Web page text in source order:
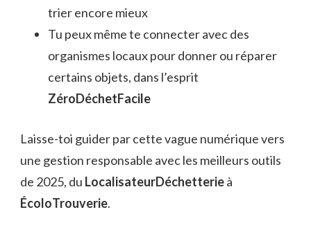
trier encore mieux
Tu peux même te connecter avec des
organismes locaux pour donner ou réparer
certains objets, dans l’esprit
ZéroDéchetFacile
Laisse-toi guider par cette vague numérique vers
une gestion responsable avec les meilleurs outils
de 2025, du LocalisateurDéchetterieà
ÉcoloTrouverie.